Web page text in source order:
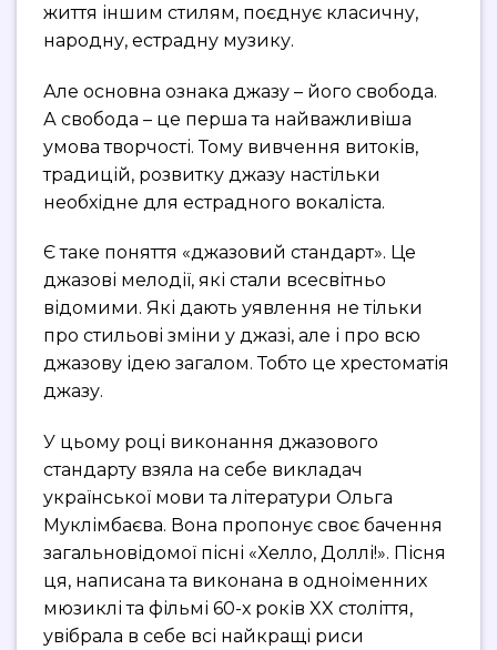
життя іншим стилям, поєднує класичну,
народну, естрадну музику.
Але основна ознака джазу – його свобода.
А свобода – це перша та найважливіша
умова творчості. Тому вивчення витоків,
традицій, розвитку джазу настільки
необхідне для естрадного вокаліста.
Є таке поняття «джазовий стандарт». Це
джазові мелодії, які стали всесвітньо
відомими. Які дають уявлення не тільки
про стильові зміни у джазі, але і про всю
джазову ідею загалом. Тобто це хрестоматія
джазу.
У цьому році виконання джазового
стандарту взяла на себе викладач
української мови та літератури Ольга
Муклімбаєва. Вона пропонує своє бачення
загальновідомої пісні «Хелло, Доллі!». Пісня
ця, написана та виконана в одноіменних
мюзиклі та фільмі 60-х років XX століття,
увібрала в себе всі найкращі риси